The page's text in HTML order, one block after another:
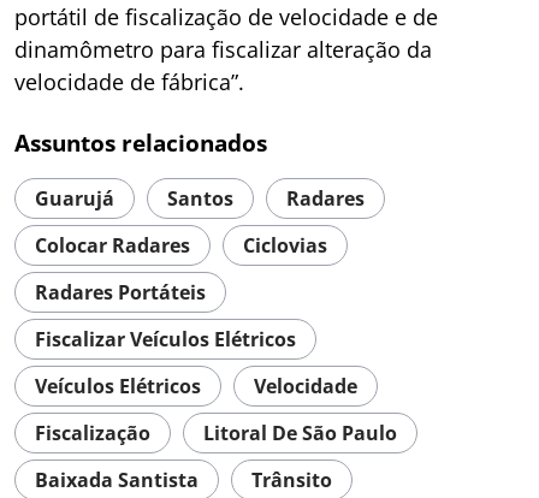
portátil de fiscalização de velocidade e de
dinamômetro para fiscalizar alteração da
velocidade de fábrica”.
Assuntos relacionados
Guarujá Santos
Radares
Colocar Radares
Ciclovias
Radares Portáteis
Fiscalizar Veículos Elétricos
Veículos Elétricos
Velocidade
Fiscalização
Litoral De São Paulo
Baixada Santista
Trânsito